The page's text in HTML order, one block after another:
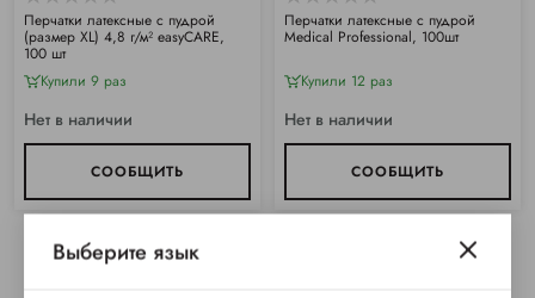
Перчатки латексные с пудрой
(размер XL) 4,8 г/м² easyCARE,
100 шт
Купили 9 раз
Нет в наличии
СООБЩИТЬ
Перчатки латексные с пудрой
Medical Professional, 100шт
Купили 12 раз
Нет в наличии
СООБЩИТЬ
Выберите язык